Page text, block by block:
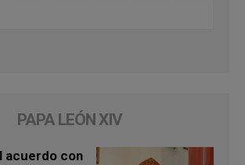
PAPA LEÓN XIV
acuerdo con